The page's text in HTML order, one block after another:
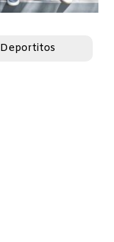
Deportitos